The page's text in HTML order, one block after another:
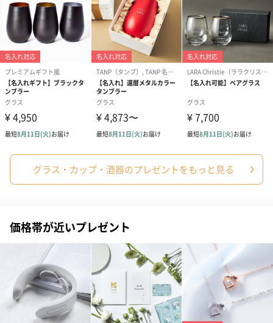
グラス・カップ・酒器のプレゼントをもっと見る
価格帯が近いプレゼント